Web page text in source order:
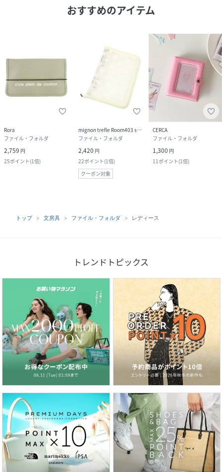
おすすめのアイテム
Rora
ファイル・フォルダ
2,759 円
25ポイント(1倍)
mignon trefle Room403 selected
ファイル・フォルダ
2,420 円
22ポイント(1倍)
クーポン対象
CERCA
ファイル・フォルダ
1,300 円
11 ポイント(1倍)
トップ 文房具 ファイル・フォルダ レディース
トレンドトピックス